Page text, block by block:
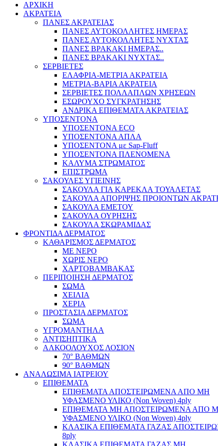
ΑΡΧΙΚΗ
ΑΚΡΑΤΕΙΑ
ΠΑΝΕΣ ΑΚΡΑΤΕΙΑΣ
ΠΑΝΕΣ ΑΥΤΟΚΟΛΛΗΤΕΣ ΗΜΕΡΑΣ
ΠΑΝΕΣ ΑΥΤΟΚΟΛΛΗΤΕΣ ΝΥΧΤΑΣ
ΠΑΝΕΣ ΒΡΑΚΑΚΙ ΗΜΕΡΑΣ..
ΠΑΝΕΣ ΒΡΑΚΑΚΙ ΝΥΧΤΑΣ..
ΣΕΡΒΙΕΤΕΣ
ΕΛΑΦΡΙΑ-ΜΕΤΡΙΑ ΑΚΡΑΤΕΙΑ
ΜΕΤΡΙΑ-ΒΑΡΙΑ ΑΚΡΑΤΕΙΑ
ΣΕΡΒΙΕΤΕΣ ΠΟΛΛΑΠΛΩΝ ΧΡΗΣΕΩΝ
ΕΣΩΡΟΥΧΟ ΣΥΓΚΡΑΤΗΣΗΣ
ΑΝΔΡΙΚΑ ΕΠΙΘΕΜΑΤΑ ΑΚΡΑΤΕΙΑΣ
ΥΠΟΣΕΝΤΟΝΑ
ΥΠΟΣΕΝΤΟΝΑ ECO
ΥΠΟΣΕΝΤΟΝΑ ΑΠΛΑ
ΥΠΟΣΕΝΤΟΝΑ με Sap-Fluff
ΥΠΟΣΕΝΤΟΝΑ ΠΛΕΝΟΜΕΝΑ
ΚΑΛΥΜΑ ΣΤΡΩΜΑΤΟΣ
ΕΠΙΣΤΡΩΜΑ
ΣΑΚΟΥΛΕΣ ΥΓΙΕΙΝΗΣ
ΣΑΚΟΥΛΑ ΓΙΑ ΚΑΡΕΚΛΑ ΤΟΥΑΛΕΤΑΣ
ΣΑΚΟΥΛΑ ΑΠΟΡΙΨΗΣ ΠΡΟΙΟΝΤΩΝ
ΣΑΚΟΥΛΑ ΕΜΕΤΟΥ
ΣΑΚΟΥΛΑ ΟΥΡΗΣΗΣ
ΣΑΚΟΥΛΑ ΣΚΩΡΑΜΙΔΑΣ
ΦΡΟΝΤΙΔΑ ΔΕΡΜΑΤΟΣ
ΚΑΘΑΡΙΣΜΟΣ ΔΕΡΜΑΤΟΣ
ΜΕ ΝΕΡΟ
ΧΩΡΙΣ ΝΕΡΟ
ΧΑΡΤΟΒΑΜΒΑΚΑΣ
ΠΕΡΙΠΟΙΗΣΗ ΔΕΡΜΑΤΟΣ
ΣΩΜΑ
ΧΕΙΛΙΑ
ΧΕΡΙΑ
ΠΡΟΣΤΑΣΙΑ ΔΕΡΜΑΤΟΣ
ΣΩΜΑ
ΥΓΡΟΜΑΝΤΗΛΑ
ΑΝΤΙΣΗΠΤΙΚΑ
ΑΛΚΟΟΛΟΥΧΟΣ ΛΟΣΙΟΝ
70° ΒΑΘΜΩΝ
90° ΒΑΘΜΩΝ
ΑΝΑΛΩΣΙΜΑ ΙΑΤΡΕΙΟΥ
ΕΠΙΘΕΜΑΤΑ
ΕΠΙΘΕΜΑΤΑ ΑΠΟΣΤΕΙΡΩΜΕΝΑ ΑΠΟ ΜΗ
ΥΦΑΣΜΕΝΟ ΥΛΙΚΟ (Non Woven) 4ply
ΕΠΙΘΕΜΑΤΑ ΜΗ ΑΠΟΣΤΕΙΡΩΜΕΝΑ ΑΠΟ
ΥΦΑΣΜΕΝΟ ΥΛΙΚΟ (Non Woven) 4ply
ΚΛΑΣΙΚΑ ΕΠΙΘΕΜΑΤΑ ΓΑΖΑΣ
8ply
ΚΛΑΣΙΚΑ ΕΠΙΘΕΜΑΤΑ ΓΑΖΑΣ ΜΗ